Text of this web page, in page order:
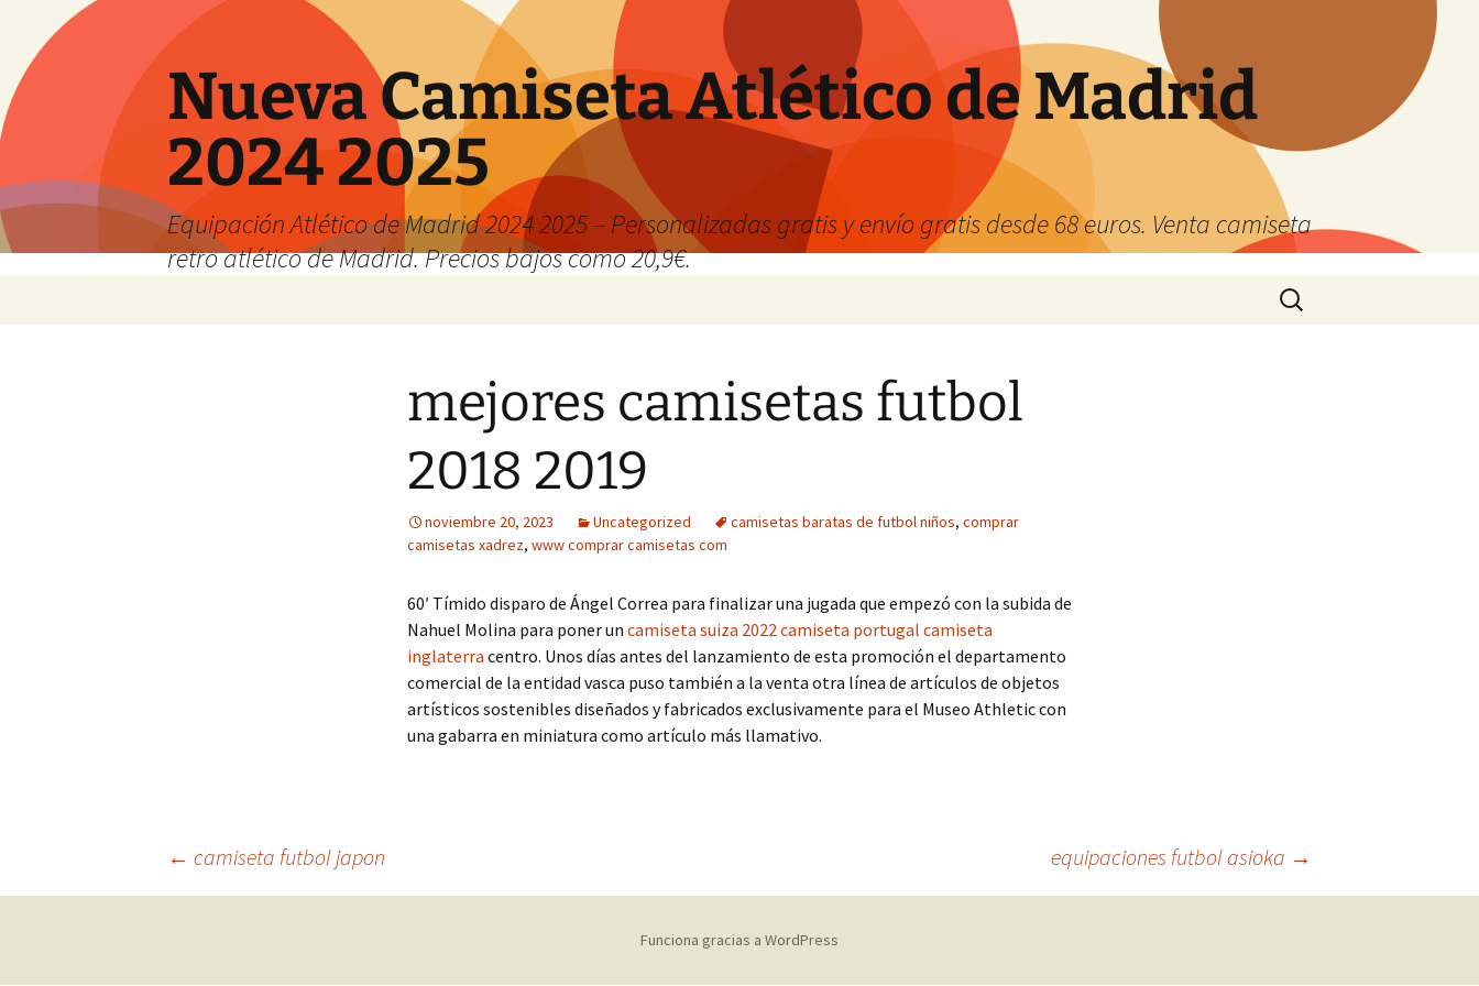
Nueva Camiseta Atlético de Madrid
2024 2025
Equipación Atlético de Madrid 2024 2025 – Personalizadas gratis y envío gratis desde 68 euros. Venta camiseta
retro atlético de Madrid. Precios bajos como 20,9€.
Buscar:
mejores camisetas futbol
2018 2019
noviembre 20, 2023 Uncategorized camisetas baratas de futbol niños, comprar
camisetas xadrez, www comprar camisetas com
60′ Tímido disparo de Ángel Correa para finalizar una jugada que empezó con la subida de
Nahuel Molina para poner un camiseta suiza 2022camiseta portugal camiseta
inglaterra centro. Unos días antes del lanzamiento de esta promoción el departamento
comercial de la entidad vasca puso también a la venta otra línea de artículos de objetos
artísticos sostenibles diseñados y fabricados exclusivamente para el Museo Athletic con
una gabarra en miniatura como artículo más llamativo.
Navegación
← camiseta futbol japon equipaciones futbol asioka →
Funciona gracias a WordPress